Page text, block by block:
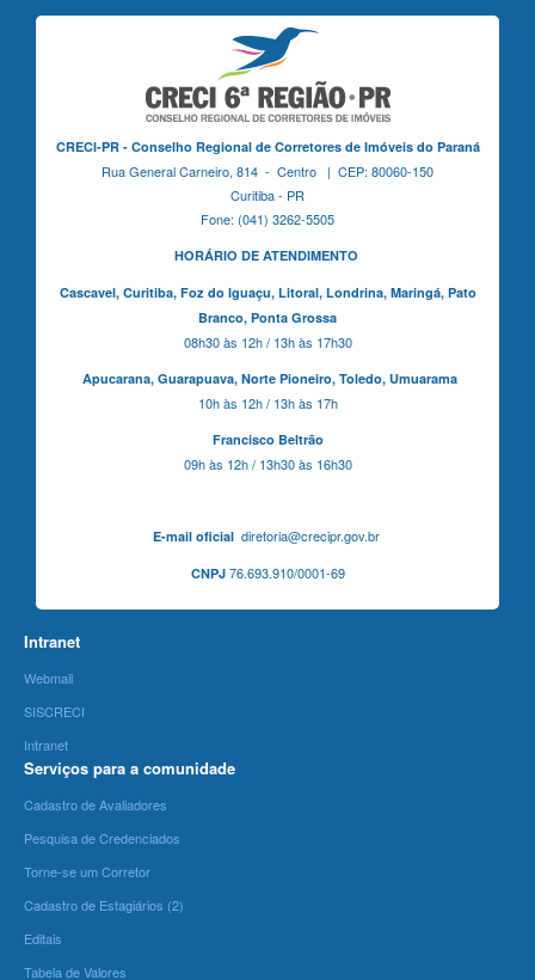
CRECI-PR - Conselho Regional de Corretores de Imóveis do Paraná
Rua General Carneiro, 814 - Centro | CEP: 80060-150
Curitiba - PR
Fone: (041) 3262-5505
HORÁRIO DE ATENDIMENTO
Cascavel, Curitiba,Foz do Iguaçu, Litoral, Londrina, Maringá, Pato
Branco, Ponta Grossa
08h30 às 12h / 13h às 17h30
Apucarana, Guarapuava, Norte Pioneiro, Toledo, Umuarama
10h às 12h / 13h às 17h
Francisco Beltrão
09h às 12h / 13h30 às 16h30
E-mail oficialdiretoria@crecipr.gov.br
CNPJ76.693.910/0001-69
Intranet
Webmail
SISCRECI
Intranet
Serviços para a comunidade
Cadastro de Avaliadores
Pesquisa de Credenciados
Torne-se um Corretor
Cadastro de Estagiários (2)
Editais
Tabela de Valores